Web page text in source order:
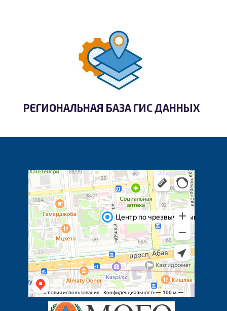
РЕГИОНАЛЬНАЯ БАЗА ГИС ДАННЫХ